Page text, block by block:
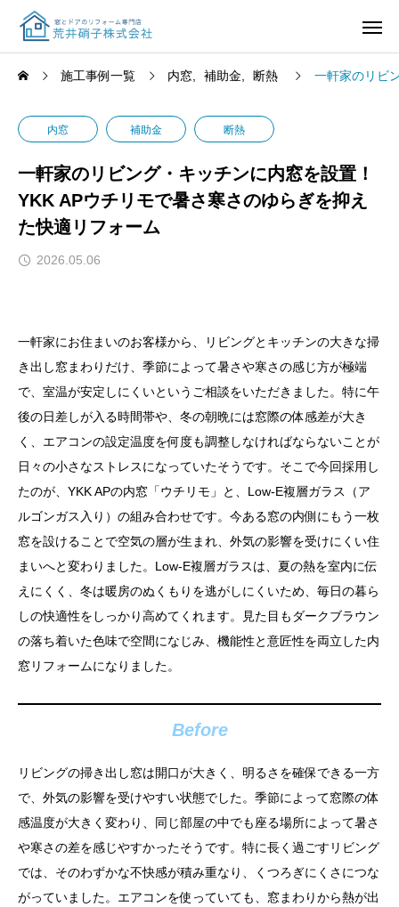
施工事例一覧 内窓 補助金 断熱 一軒家のリビ
内窓 補助金 断熱
一軒家のリビング・キッチンに内窓を設置！
YKK APウチリモで暑さ寒さのゆらぎを抑え
た快適リフォーム
2026.05.06
一軒家にお住まいのお客様から、リビングとキッチンの大きな掃
き出し窓まわりだけ、季節によって暑さや寒さの感じ方が極端
で、室温が安定しにくいというご相談をいただきました。特に午
後の日差しが入る時間帯や、冬の朝晩には窓際の体感差が大き
く、エアコンの設定温度を何度も調整しなければならないことが
日々の小さなストレスになっていたそうです。そこで今回採用し
たのが、YKK APの内窓「ウチリモ」と、Low-E複層ガラス（ア
ルゴンガス入り）の組み合わせです。今ある窓の内側にもう一枚
窓を設けることで空気の層が生まれ、外気の影響を受けにくい住
まいへと変わりました。Low-E複層ガラスは、夏の熱を室内に伝
えにくく、冬は暖房のぬくもりを逃がしにくいため、毎日の暮ら
しの快適性をしっかり高めてくれます。見た目もダークブラウン
の落ち着いた色味で空間になじみ、機能性と意匠性を両立した内
窓リフォームになりました。
Before
リビングの掃き出し窓は開口が大きく、明るさを確保できる一方
で、外気の影響を受けやすい状態でした。季節によって窓際の体
感温度が大きく変わり、同じ部屋の中でも座る場所によって暑さ
や寒さの差を感じやすかったそうです。特に長く過ごすリビング
では、そのわずかな不快感が積み重なり、くつろぎにくさにつな
がっていました。エアコンを使っていても、窓まわりから熱が出